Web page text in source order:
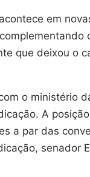
em
que deixou o
o ministério
A
a par das
senador